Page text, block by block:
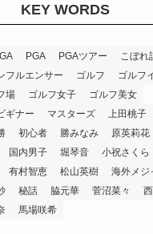
KEY WORDS
PGA PGAツアー
こぼれ
フルエンサー ゴルフ
ゴルフ
場 ゴルフ女子
ゴルフ美女
ギナー マスターズ 上田桃子
初心者 勝みなみ 原英莉花
国内男子 堀琴音 小祝さくら
有村智恵 松山英樹
海外メジ
秘話 脇元華 菅沼菜々
馬場咲希